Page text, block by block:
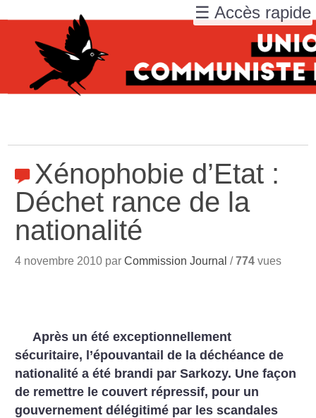
Xénophobie d’Etat :
Déchet rance de la
nationalité
4 novembre 2010 parCommission Journal /774 vues
Après un été exceptionnellement
sécuritaire, l’épouvantail de la déchéance de
nationalité a été brandi par Sarkozy. Une façon
de remettre le couvert répressif, pour un
gouvernement délégitimé par les scandales
☰ Accès rapide